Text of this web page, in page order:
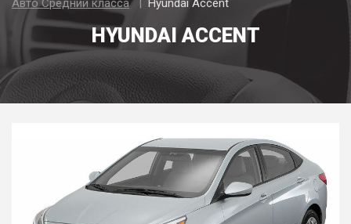
Авто Средний класса
Hyundai Accent
HYUNDAI ACCENT